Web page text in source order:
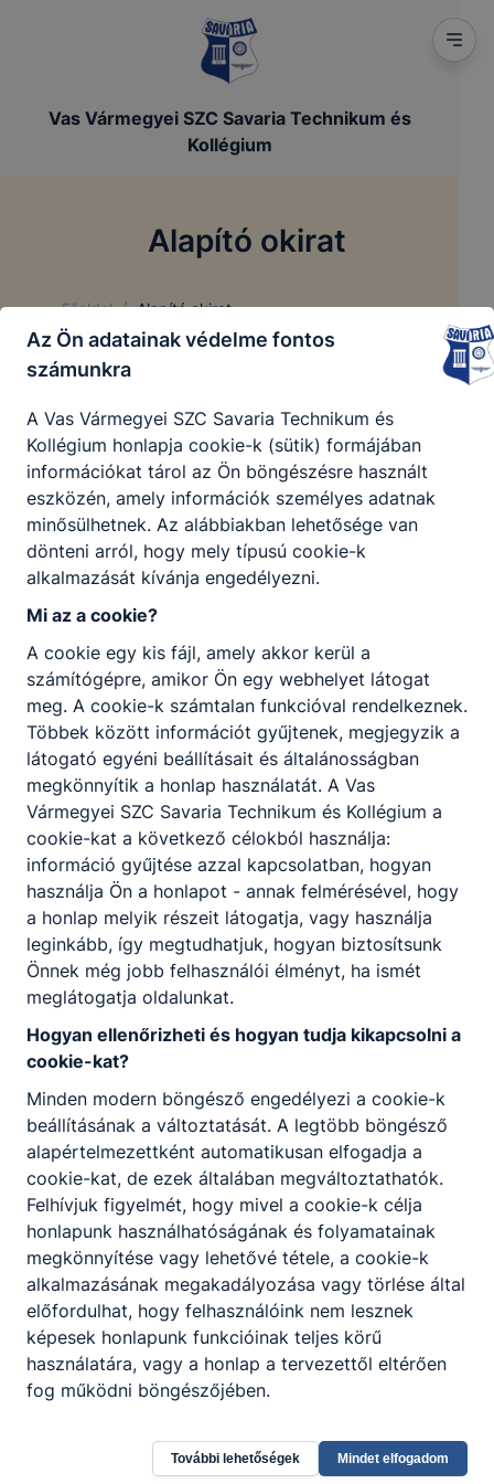
Vas Vármegyei SZC Savaria Technikum és
Kollégium
Alapító okirat
Főoldal / Alapító okirat
Alapító okirat
Letöltés
Partnereink
Vas Vármegyei SZC Savaria Technikum és
Kollégium
9700 Szombathely, Hadnagy utca 1.
KRÉTA
Az Ön adatainak védelme fontos
számunkra
A Vas Vármegyei SZC Savaria Technikum és
Kollégium honlapja cookie-k (sütik) formájában
információkat tárol az Ön böngészésre használt
eszközén, amely információk személyes adatnak
minősülhetnek. Az alábbiakban lehetősége van
dönteni arról, hogy mely típusú cookie-k
alkalmazását kívánja engedélyezni.
Mi az a cookie?
A cookie egy kis fájl, amely akkor kerül a
számítógépre, amikor Ön egy webhelyet látogat
meg. A cookie-k számtalan funkcióval rendelkeznek.
Többek között információt gyűjtenek, megjegyzik a
látogató egyéni beállításait és általánosságban
megkönnyítik a honlap használatát. A Vas
Vármegyei SZC Savaria Technikum és Kollégium a
cookie-kat a következő célokból használja:
információ gyűjtése azzal kapcsolatban, hogyan
használja Ön a honlapot - annak felmérésével, hogy
a honlap melyik részeit látogatja, vagy használja
leginkább, így megtudhatjuk, hogyan biztosítsunk
Önnek még jobb felhasználói élményt, ha ismét
meglátogatja oldalunkat.
Hogyan ellenőrizheti és hogyan tudja kikapcsolni a
cookie-kat?
Minden modern böngésző engedélyezi a cookie-k
beállításának a változtatását. A legtöbb böngésző
alapértelmezettként automatikusan elfogadja a
cookie-kat, de ezek általában megváltoztathatók.
Felhívjuk figyelmét, hogy mivel a cookie-k célja
honlapunk használhatóságának és folyamatainak
megkönnyítése vagy lehetővé tétele, a cookie-k
alkalmazásának megakadályozása vagy törlése által
előfordulhat, hogy felhasználóink nem lesznek
képesek honlapunk funkcióinak teljes körű
használatára, vagy a honlap a tervezettől eltérően
fog működni böngészőjében.
További lehetőségek Mindet elfogadom